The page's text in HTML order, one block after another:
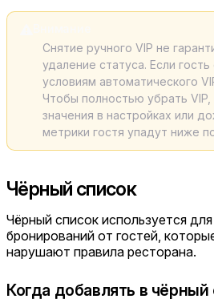
Снятие ручного VIP не
удаление статуса. Если
условиям автоматического
Чтобы полностью убрать
значения в настройках или
метрики гостя упадут ниже
Чёрный список
Чёрный список используется
бронирований от гостей,
нарушают правила ресторана.
Когда добавлять в чёрный